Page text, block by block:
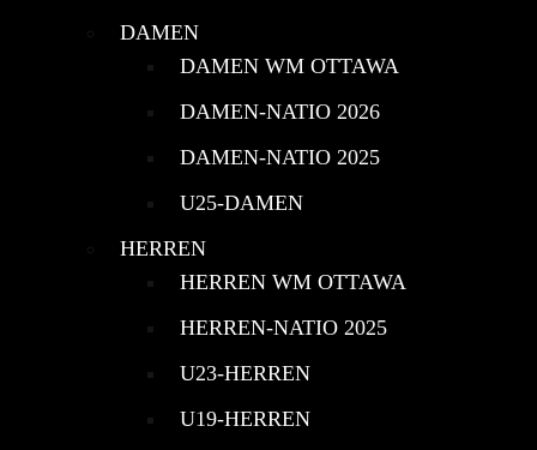
DAMEN
DAMEN WM OTTAWA
DAMEN-NATIO 2026
DAMEN-NATIO 2025
U25-DAMEN
HERREN
HERREN WM OTTAWA
HERREN-NATIO 2025
U23-HERREN
U19-HERREN